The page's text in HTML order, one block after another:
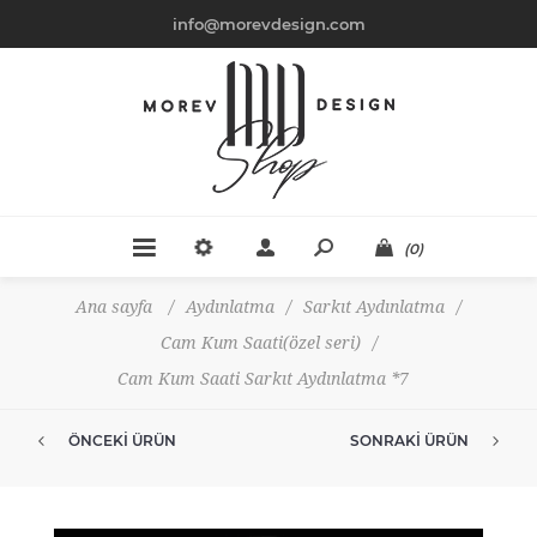
info@morevdesign.com
(0)
Ana sayfa / Aydınlatma / Sarkıt Aydınlatma
/
Cam Kum Saati(özel seri)
/
Cam Kum Saati Sarkıt Aydınlatma *7
ÖNCEKI ÜRÜN SONRAKI ÜRÜN